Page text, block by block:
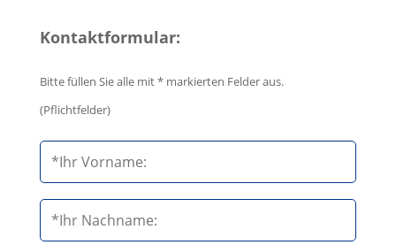
Kontaktformular:
Bitte füllen Sie alle mit * markierten Felder aus.
(Pflichtfelder)
i
t
t